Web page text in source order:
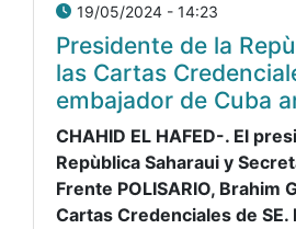
19/05/2024 - 14:23
Presidente de la
las Cartas
embajador de Cuba
CHAHID EL HAFED-. El
Repùblica Saharaui y
Frente POLISARIO, Brahim
Cartas Credenciales de SE.